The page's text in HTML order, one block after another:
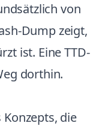
von
Dump zeigt,
ist. Eine TTD-
dorthin.
die